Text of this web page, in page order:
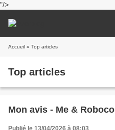
"/>
Accueil » Top articles
Top articles
Mon avis - Me & Roboco
Publié le 13/04/2026 à 08:03